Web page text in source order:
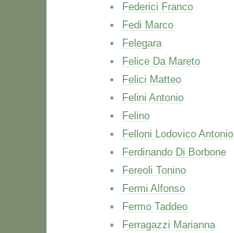
Federici Franco
Fedi Marco
Felegara
Felice Da Mareto
Felici Matteo
Felini Antonio
Felino
Felloni Lodovico Antonio
Ferdinando Di Borbone
Fereoli Tonino
Fermi Alfonso
Fermo Taddeo
Ferragazzi Marianna